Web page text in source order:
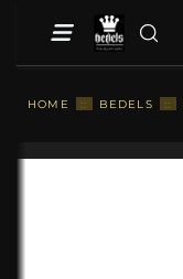
HOME :: BEDELS ::